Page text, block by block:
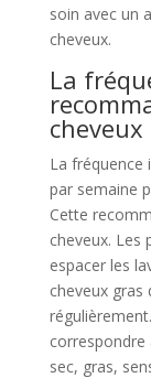
soin avec un
cheveux.
La
cheveux
La fréquence
par semaine
Cette
cheveux. Les
espacer les
cheveux gras
correspondre
sec, gras,